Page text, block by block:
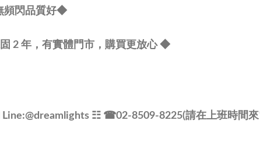
閃品質好◆
2 年，有實體門市，購買更放心◆
@dreamlights ☷ ☎02-8509-8225(請在上班時間